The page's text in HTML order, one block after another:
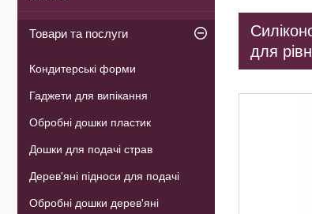
для
Товари та послуги
Кондитерські форми
Гаджети для випікання
Обробні дошки пластик
Дошки для подачі страв
Дерев'яні підноси для подачі
Обробні дошки дерев'яні